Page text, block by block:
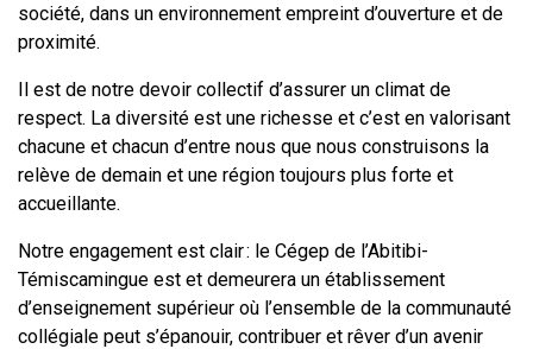
société, dans un environnement empreint d’ouverture et de
proximité.
Il est de notre devoir collectif d’assurer un climat de
respect. La diversité est une richesse et c’est en valorisant
chacune et chacun d’entre nous que nous construisons la
relève de demain et une région toujours plus forte et
accueillante.
Notre engagement est clair : le Cégep de l’Abitibi-
Témiscamingue est et demeurera un établissement
d’enseignement supérieur où l’ensemble de la communauté
collégiale peut s’épanouir, contribuer et rêver d’un avenir